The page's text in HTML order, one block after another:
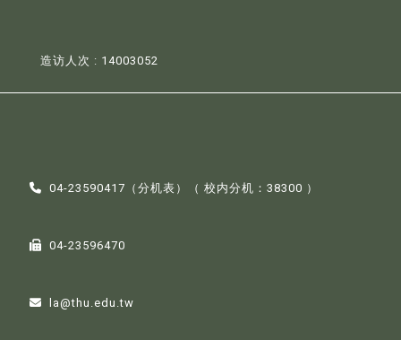
造访人次 : 14003052
04-23590417（分机表 ）（ 校内分机：38300 ）
04-23596470
la@thu.edu.tw